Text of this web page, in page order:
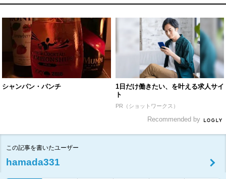
シャンパン・パンチ
1日だけ働きたい、を叶える求人サイ
ト
PR（ショットワークス）
Recommended by
この記事を書いたユーザー
hamada331